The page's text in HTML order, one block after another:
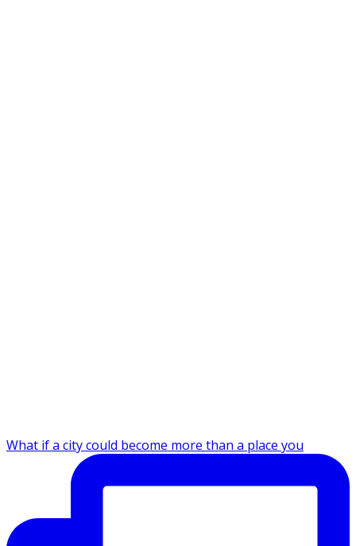
What if a city could become more than a place you